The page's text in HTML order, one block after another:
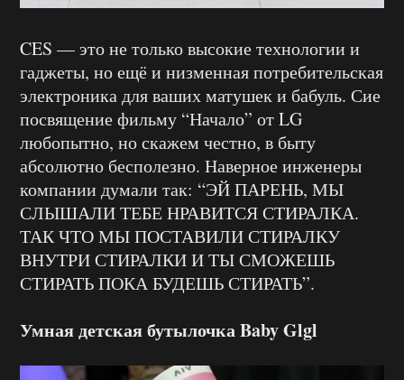
CES — это не только высокие технологии и
гаджеты, но ещё и низменная потребительская
электроника для ваших матушек и бабуль. Сие
посвящение фильму “Начало” от LG
любопытно, но скажем честно, в быту
абсолютно бесполезно. Наверное инженеры
компании думали так: “ЭЙ ПАРЕНЬ, МЫ
СЛЫШАЛИ ТЕБЕ НРАВИТСЯ СТИРАЛКА.
ТАК ЧТО МЫ ПОСТАВИЛИ СТИРАЛКУ
ВНУТРИ СТИРАЛКИ И ТЫ СМОЖЕШЬ
СТИРАТЬ ПОКА БУДЕШЬ СТИРАТЬ”.
Умная детская бутылочкаBaby Glgl